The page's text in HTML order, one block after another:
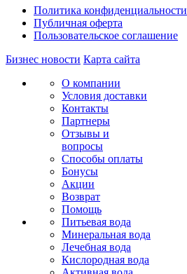
Политика конфиденциальности
Публичная оферта
Пользовательское соглашение
Бизнес новости Карта сайта
О компании
Условия доставки
Контакты
Партнеры
Отзывы и
вопросы
Способы оплаты
Бонусы
Акции
Возврат
Помощь
Питьевая вода
Минеральная вода
Лечебная вода
Кислородная вода